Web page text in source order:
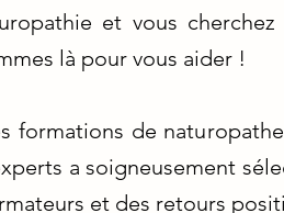
et vous
là pour vous aider !
formations de
a soigneusement
et des retours